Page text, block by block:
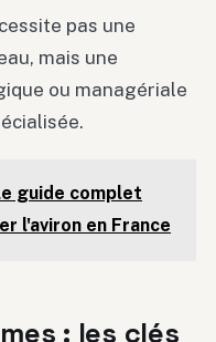
pas une
mais une
ou managériale
guide complet
l'aviron en France
: les clés